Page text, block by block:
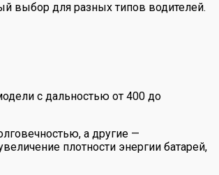
выбор для разных типов водителей.
с дальностью от 400 до
а другие —
плотности энергии батарей,